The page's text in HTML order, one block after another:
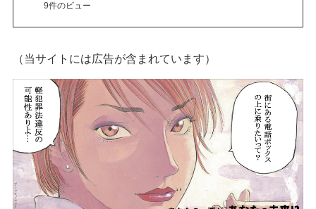
9件のビュー
（当サイトには広告が含まれています）